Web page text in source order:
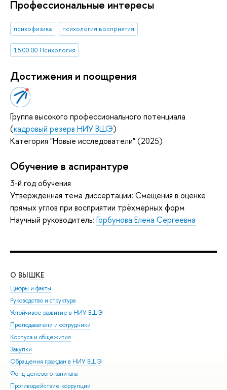
Профессиональные интересы
психофизика психология восприятия
15.00.00 Психология
Достижения и поощрения
Группа высокого профессионального потенциала
(кадровый резерв НИУ ВШЭ)
Категория "Новые исследователи" (2025)
Обучение в аспирантуре
3-й год обучения
Утвержденная тема диссертации: Смещения в оценке
прямых углов при восприятии трёхмерных форм
Научный руководитель: Горбунова Елена Сергеевна
О ВЫШКЕ
Цифры и факты
Руководство и структура
Устойчивое развитие в НИУ ВШЭ
Преподаватели и сотрудники
Корпуса и общежития
Закупки
Обращения граждан в НИУ ВШЭ
Фонд целевого капитала
Противодействие коррупции